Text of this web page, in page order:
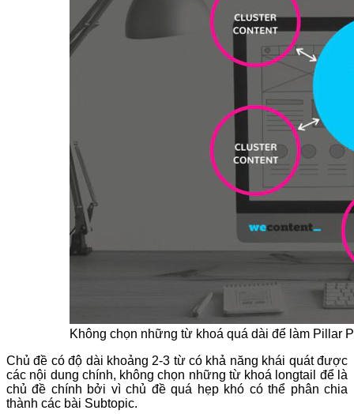
Không chọn những từ khoá quá dài để làm Pillar
Chủ đề có độ dài khoảng 2-3 từ có khả năng khái quát được
các nội dung chính, không chọn những từ khoá longtail để là
chủ đề chính bởi vì chủ đề quá hẹp khó có thể phân chia
thành các bài Subtopic.